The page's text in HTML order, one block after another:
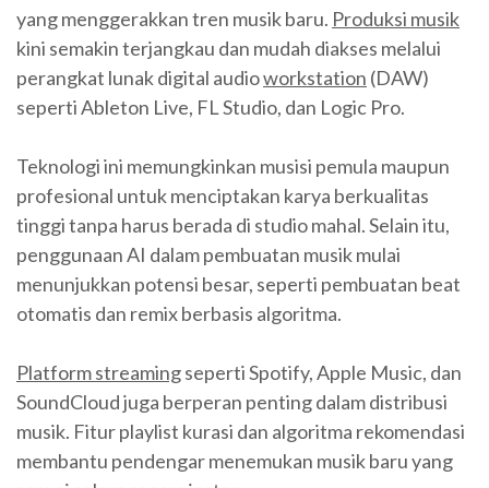
yang menggerakkan tren musik baru. Produksi musik
kini semakin terjangkau dan mudah diakses melalui
perangkat lunak digital audioworkstation (DAW)
seperti Ableton Live, FL Studio, dan Logic Pro.
Teknologi ini memungkinkan musisi pemula maupun
profesional untuk menciptakan karya berkualitas
tinggi tanpa harus berada di studio mahal. Selain itu,
penggunaan AI dalam pembuatan musik mulai
menunjukkan potensi besar, seperti pembuatan beat
otomatis dan remix berbasis algoritma.
Platform streamingseperti Spotify, Apple Music, dan
SoundCloud juga berperan penting dalam distribusi
musik. Fitur playlist kurasi dan algoritma rekomendasi
membantu pendengar menemukan musik baru yang